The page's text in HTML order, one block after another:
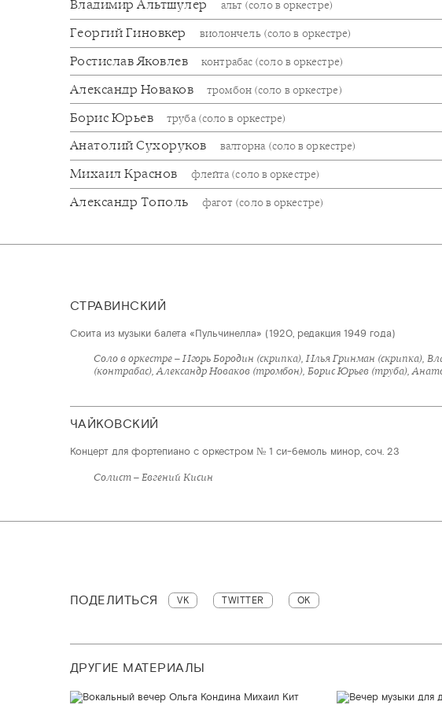
Владимир Альтшулер альт (соло в оркестре)
Георгий Гиновкер виолончель (соло в оркестре)
Ростислав Яковлев контрабас (соло в оркестре)
Александр Новаков тромбон (соло в оркестре)
Борис Юрьев труба (соло в оркестре)
Анатолий Сухоруков валторна (соло в оркестре)
Михаил Краснов флейта (соло в оркестре)
Александр Тополь фагот (соло в оркестре)
СТРАВИНСКИЙ
Сюита из музыки балета «Пульчинелла» (1920, редакция 1949 года)
Соло в оркестре – Игорь Бородин (скрипка), Илья Гринман (скрипка),
ЧАЙКОВСКИЙ
Концерт для фортепиано с оркестром № 1 си-бемоль минор, соч. 23
Солист – Евгений Кисин
ПОДЕЛИТЬСЯ VK TWITTER OK
ДРУГИЕ МАТЕРИАЛЫ